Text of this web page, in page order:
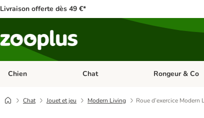
Livraison offerte dès 49 €*
Chien Dérouler les catégories: Chien
Chat Dérouler les
Rongeur & Co
Chat Jouet et jeu Modern Living Roue d’exercice